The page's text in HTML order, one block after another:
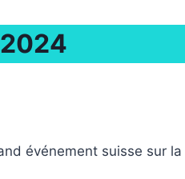
événement suisse sur